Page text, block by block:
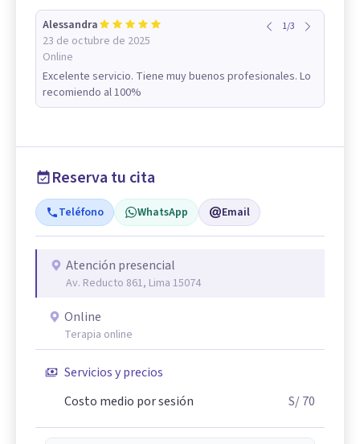
Alessandra
23 de octubre de 2025
Online
1/3
Excelente servicio. Tiene muy buenos profesionales. Lo
recomiendo al 100%
Reserva tu cita
Teléfono WhatsApp Email
Atención presencial
Av. Reducto 861, Lima 15074
Online
Terapia online
Servicios y precios
Costo medio por sesión
S/ 70